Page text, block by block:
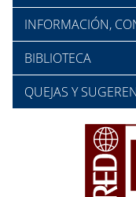
INFORMACIÓN,
BIBLIOTECA
QUEJAS Y